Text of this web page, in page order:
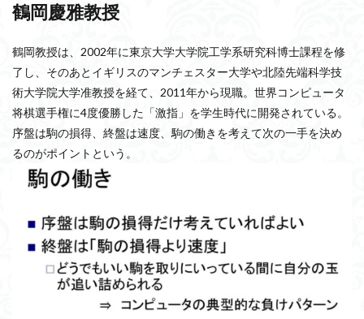
鶴岡慶雅教授
鶴岡教授は、2002年に東京大学大学院工学系研究科博士課程を修
了し、そのあとイギリスのマンチェスター大学や北陸先端科学技
術大学院大学准教授を経て、2011年から現職。世界コンピュータ
将棋選手権に4度優勝した「激指」を学生時代に開発されている。
序盤は駒の損得、終盤は速度、駒の働きを考えて次の一手を決め
るのがポイントという。